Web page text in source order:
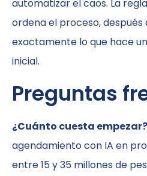
automatizar el caos. La
ordena el proceso, después
exactamente lo que hace
inicial.
Preguntas
¿Cuánto cuesta empezar?
agendamiento con IA en
entre 15 y 35 millones de